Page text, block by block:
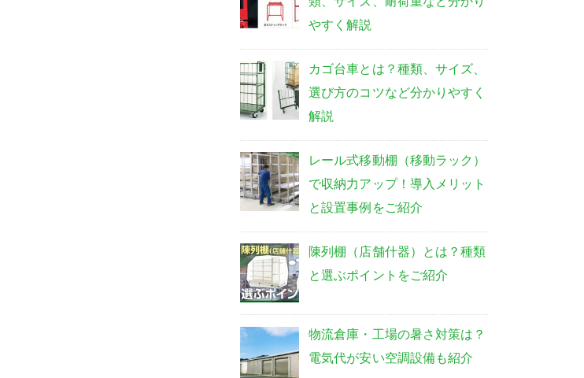
やすく解説
カゴ台車とは？種類、サイズ、
選び方のコツなど分かりやすく
解説
レール式移動棚（移動ラック）
で収納力アップ！導入メリット
と設置事例をご紹介
陳列棚（店舗什器）とは？種類
と選ぶポイントをご紹介
物流倉庫・工場の暑さ対策は？
電気代が安い空調設備も紹介